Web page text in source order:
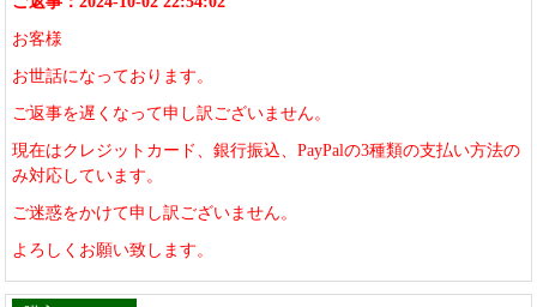
お客様
お世話になっております。
ご返事を遅くなって申し訳ございません。
現在はクレジットカード、銀行振込、PayPalの3種類の支払い方法の
み対応しています。
ご迷惑をかけて申し訳ございません。
よろしくお願い致します。